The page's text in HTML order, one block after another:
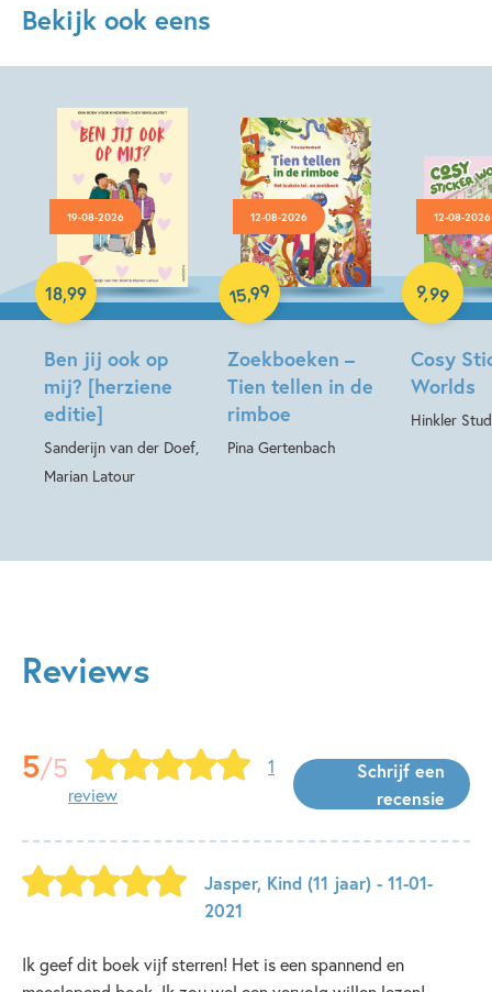
Bekijk ook eens
19-08-2026
Ben jij ook op
mij? [herziene
editie]
Sanderijn van der Doef,
Marian Latour
18,99
Hardcover
12-08-2026
Zoekboeken –
Tien tellen in de
rimboe
Pina Gertenbach
15,99
Hardcover
12-08-2026
Cosy
Worlds
Hinkler
9,99
Paperback
Reviews
5/5
1
review
Schrijf een
recensie
Jasper, Kind (11 jaar) - 11-01-
2021
Ik geef dit boek vijf sterren! Het is een spannend en